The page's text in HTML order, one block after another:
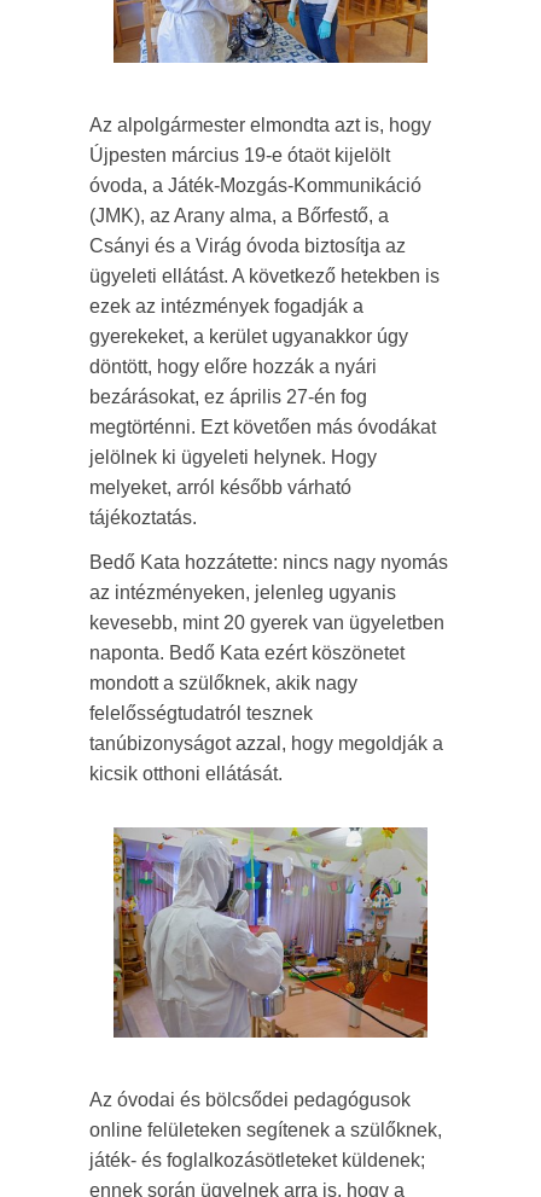
Az alpolgármester elmondta azt is, hogy
Újpesten március 19-e ótaöt kijelölt
óvoda, a Játék-Mozgás-Kommunikáció
(JMK), az Arany alma, a Bőrfestő, a
Csányi és a Virág óvoda biztosítja az
ügyeleti ellátást. A következő hetekben is
ezek az intézmények fogadják a
gyerekeket, a kerület ugyanakkor úgy
döntött, hogy előre hozzák a nyári
bezárásokat, ez április 27-én fog
megtörténni. Ezt követően más óvodákat
jelölnek ki ügyeleti helynek. Hogy
melyeket, arról később várható
tájékoztatás.
Bedő Kata hozzátette: nincs nagy nyomás
az intézményeken, jelenleg ugyanis
kevesebb, mint 20 gyerek van ügyeletben
naponta. Bedő Kata ezért köszönetet
mondott a szülőknek, akik nagy
felelősségtudatról tesznek
tanúbizonyságot azzal, hogy megoldják a
kicsik otthoni ellátását.
Az óvodai és bölcsődei pedagógusok
online felületeken segítenek a szülőknek,
játék- és foglalkozásötleteket küldenek;
ennek során ügyelnek arra is, hogy a